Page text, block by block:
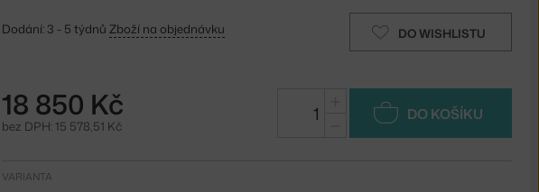
DO WISHLISTU
Dodání: 3 - 5 týdnůZboží na objednávku
18 850 Kč
bez DPH: 15 578,51 Kč
DO KOŠÍKU
VARIANTA